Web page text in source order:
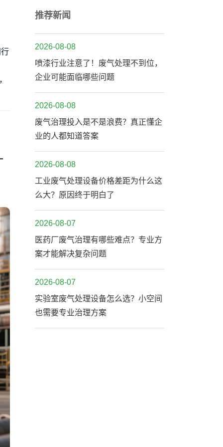
推荐新闻
2026-08-08
喷漆行业注意了！废气处理不到位，
企业可能面临哪些问题
2026-08-08
废气治理投入是不是浪费？真正懂企
业的人都知道答案
2026-08-08
工业废气处理设备价格差距为什么这
么大？原因终于明白了
2026-08-07
医药厂废气治理有哪些难点？专业方
案才能解决复杂问题
2026-08-07
实验室废气处理设备怎么选？小空间
也需要专业治理方案